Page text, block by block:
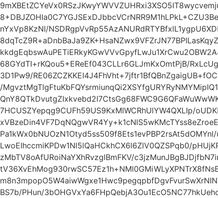
nYxVp8KzNI/
68GYdTI+rKQou5+EReEf043CLLr6GLJmKxOmtPjB/
3D1Pw9/
/
7HCUSZYepqg9CUFh59US9KxMlWCRhUlYW4QXLIp/
LwoEIhccmiKPDw1Nl5lQaHCkhCX6l6ZlV0QZSPqb0/
zMbTV8oAfURoiNaYXhRvzglBmFKV/
BS7b/PHun/